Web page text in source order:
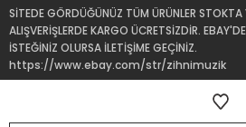
SİTEDE GÖRDÜĞÜNÜZ TÜM ÜRÜNLER
ALIŞVERİŞLERDE KARGO ÜCRETSİZDİR.
İSTEĞİNİZ OLURSA İLETİŞİME GEÇİNİZ.
https://www.ebay.com/str/zihnimuzik